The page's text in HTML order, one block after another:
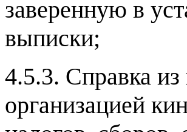
заверенную в
выписки;
4.5.3. Справка
организацией